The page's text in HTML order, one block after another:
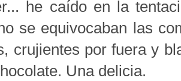
he caído en la
se equivocaban las
crujientes por fuera y
Una delicia.